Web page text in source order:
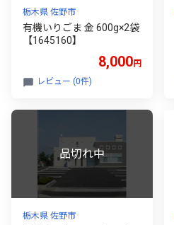
栃木県 佐野市
有機いりごま 金 600g×2袋
【1645160】
8,000円
レビュー (0件)
栃木県 佐野市